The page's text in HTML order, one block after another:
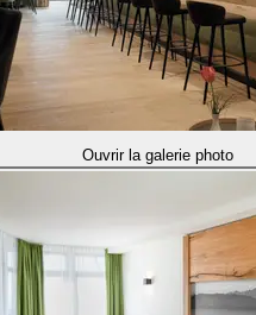
Ouvrir la galerie photo